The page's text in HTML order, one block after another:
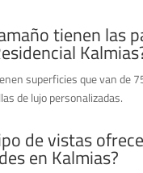
tienen las
superficies que van de
de lujo personalizadas.
de vistas
en Kalmias?